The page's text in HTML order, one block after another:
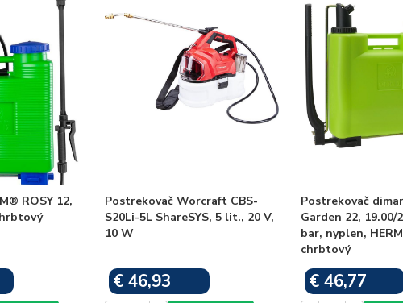
ROSY 12,
Postrekovač Worcraft CBS-
S20Li-5L ShareSYS, 5 lit., 20 V,
10 W
€ 46,93
Postrekovač
Garden 22, 19.00/
bar, nyplen,
chrbtový
€ 46,77